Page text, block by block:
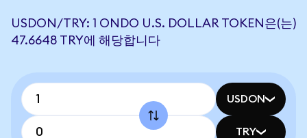
USDON/TRY: 1 ONDO U.S. DOLLAR TOKEN은(는)
47.6648 TRY에 해당합니다
USDON
TRY